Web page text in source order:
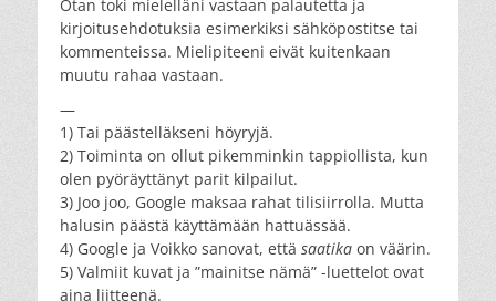
Otan toki mielelläni vastaan palautetta ja
kirjoitusehdotuksia esimerkiksi sähköpostitse tai
kommenteissa. Mielipiteeni eivät kuitenkaan
muutu rahaa vastaan.
—
1) Tai päästelläkseni höyryjä.
2) Toiminta on ollut pikemminkin tappiollista, kun
olen pyöräyttänyt parit kilpailut.
3) Joo joo, Google maksaa rahat tilisiirrolla. Mutta
halusin päästä käyttämään hattuässää.
4) Google ja Voikko sanovat, että saatika on väärin.
5) Valmiit kuvat ja ”mainitse nämä” -luettelot ovat
aina liitteenä.